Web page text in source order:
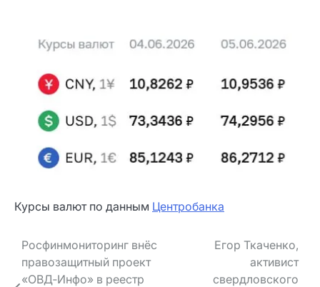
Курсы валют по данным Центробанка
Навигация
по записям
Росфинмониторинг внёс
правозащитный проект
«ОВД‑Инфо» в реестр
Егор Ткаченко,
активист
свердловского